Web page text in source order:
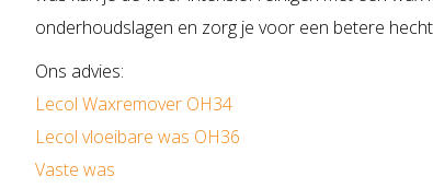
onderhoudslagen en zorg je voor een betere
Ons advies:
Lecol Waxremover OH34
Lecol vloeibare was OH36
Vaste was